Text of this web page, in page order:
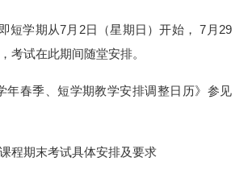
短学期从7月2日（星期日）开始， 7月29
考试在此期间随堂安排。
年春季、短学期教学安排调整日历》参见
程期末考试具体安排及要求